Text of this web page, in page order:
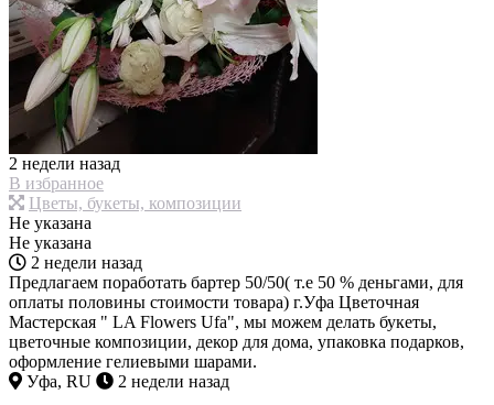
2 недели назад
В избранное
Цветы, букеты, композиции
Не указана
Не указана
2 недели назад
Предлагаем поработать бартер 50/50( т.е 50 % деньгами, для
оплаты половины стоимости товара) г.Уфа Цветочная
Мастерская " LA Flowers Ufa", мы можем делать букеты,
цветочные композиции, декор для дома, упаковка подарков,
оформление гелиевыми шарами.
Уфа, RU
2 недели назад